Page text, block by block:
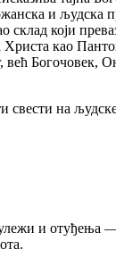
и људска
који
Христа као
већ Богочовек,
на
и отуђења